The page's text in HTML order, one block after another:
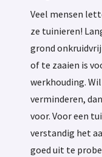
Veel mensen
ze tuinieren!
grond
of te zaaien is
werkhouding.
verminderen,
voor. Voor een
verstandig het
goed uit te